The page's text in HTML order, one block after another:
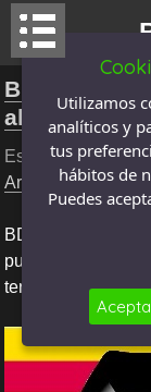
Utilizamos
analíticos y
tus
hábitos de
Puedes
BDSM
al pueblo
Escrito por
Artículos,El Muro ,
BDSM Barcelona
pueblo Catalán
terrorista, y lo